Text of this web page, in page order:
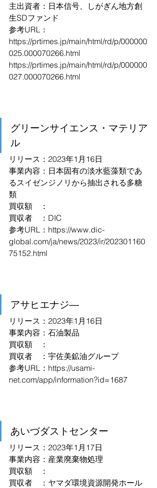
主出資者：日本信号、しがぎん地方創
生SDファンド
参考URL：
https://prtimes.jp/main/html/rd/p/000000
025.000070266.html
https://prtimes.jp/main/html/rd/p/000000
027.000070266.html
グリーンサイエンス・マテリア
ル
リリース：2023年1月16日
事業内容：日本固有の淡水藍藻類であ
るスイゼンジノリから抽出される多糖
類
買収額　：
買収者　：DIC
参考URL： https://www.dic-
global.com/ja/news/2023/ir/202301160
75152.html
アサヒエナジ―
リリース：2023年1月16日
事業内容：石油製品
買収額　：
買収者　：宇佐美鉱油グループ
参考URL： https://usami-
net.com/app/information?id=1687
あいづダストセンター
リリース：2023年1月17日
事業内容：産業廃棄物処理
買収額　：
買収者　：ヤマダ環境資源開発ホール